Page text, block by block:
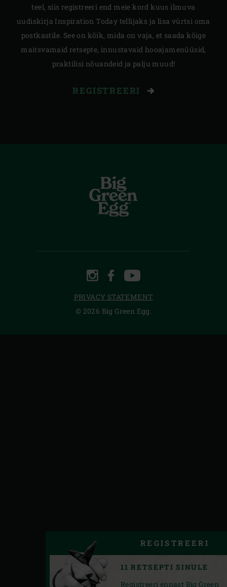
teel, siis registreeri end meie kord kuus ilmuva
uudiskirja Inspiration Today tellijaks ja lisa vürtsi oma
postkastile. See on kõik, mida on vaja, et saada kõige
maitsvamaid retsepte, innustavaid hooajamenüüsid,
praktilisi nõuandeid ja palju muud!
REGISTREERI
INSTAGRAM
FACEBOOKYOUTUBE
PRIVACY STATEMENT
© 2026 Big Green Egg.
REGISTREERI
11 RETSEPTI SINULE
Registreeri ennast Big Green